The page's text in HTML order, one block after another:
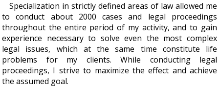
Specialization in strictly defined areas of law allowed me
to conduct about 2000 cases and legal proceedings
throughout the entire period of my activity, and to gain
experience necessary to solve even the most complex
legal issues, which at the same time constitute life
problems for my clients. While conducting legal
proceedings, I strive to maximize the effect and achieve
the assumed goal.